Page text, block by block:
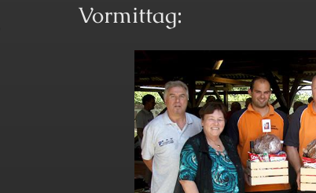
Vormittag: